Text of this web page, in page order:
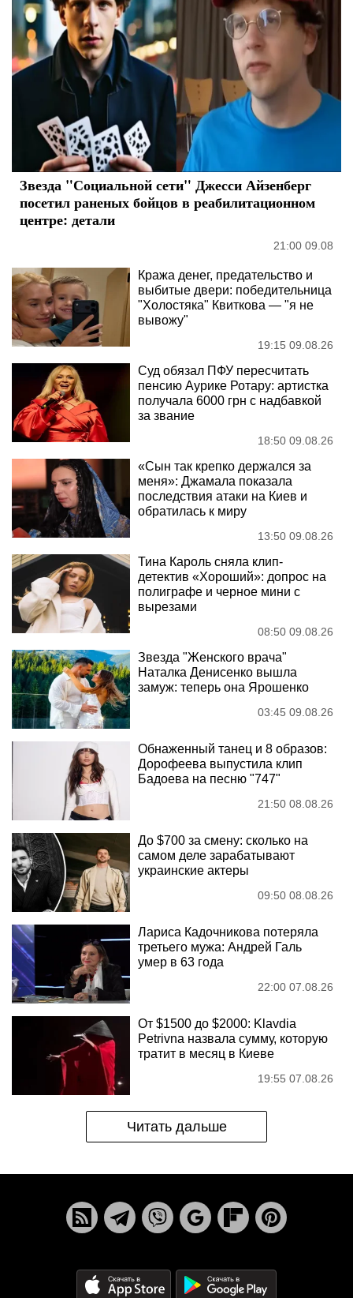
Звезда "Социальной сети" Джесси Айзенберг
посетил раненых бойцов в реабилитационном
центре: детали
21:00 09.08
Кража денег, предательство и
выбитые двери: победительница
"Холостяка" Квиткова — "я не
вывожу"
19:15 09.08.26
Суд обязал ПФУ пересчитать
пенсию Аурике Ротару: артистка
получала 6000 грн с надбавкой
за звание
18:50 09.08.26
«Сын так крепко держался за
меня»: Джамала показала
последствия атаки на Киев и
обратилась к миру
13:50 09.08.26
Тина Кароль сняла клип-
детектив «Хороший»: допрос на
полиграфе и черное мини с
вырезами
08:50 09.08.26
Звезда "Женского врача"
Наталка Денисенко вышла
замуж: теперь она Ярошенко
03:45 09.08.26
Обнаженный танец и 8 образов:
Дорофеева выпустила клип
Бадоева на песню "747"
21:50 08.08.26
До $700 за смену: сколько на
самом деле зарабатывают
украинские актеры
09:50 08.08.26
Лариса Кадочникова потеряла
третьего мужа: Андрей Галь
умер в 63 года
22:00 07.08.26
От $1500 до $2000: Klavdia
Petrivna назвала сумму, которую
тратит в месяц в Киеве
19:55 07.08.26
Читать дальше